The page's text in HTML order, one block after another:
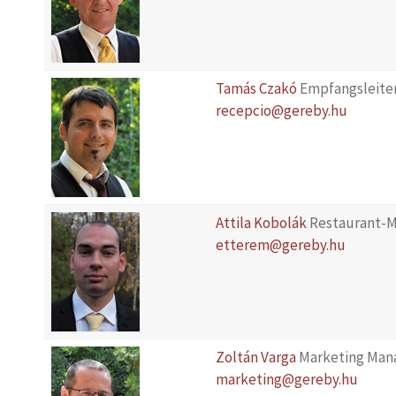
Tamás Czakó
recepcio@gereby.hu
Attila KobolákRestaurant-
etterem@gereby.hu
Zoltán VargaMarketing
marketing@gereby.hu